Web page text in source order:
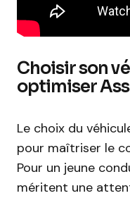
Choisir son
optimiser
Le choix du
pour maîtriser le
Pour un jeune
méritent une